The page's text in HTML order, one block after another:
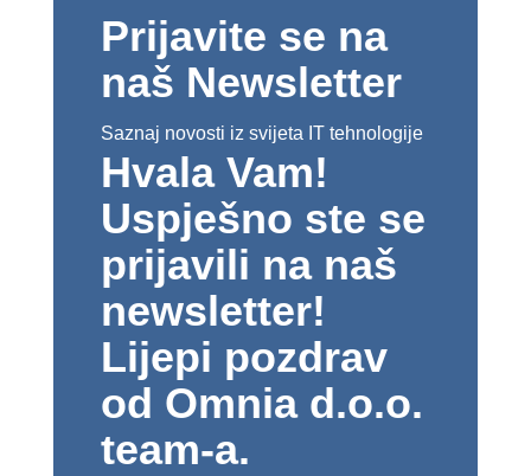
Prijavite se na
naš Newsletter
Saznaj novosti iz svijeta IT tehnologije
Hvala Vam!
Uspješno ste se
prijavili na naš
newsletter!
Lijepi pozdrav
od Omnia d.o.o.
team-a.